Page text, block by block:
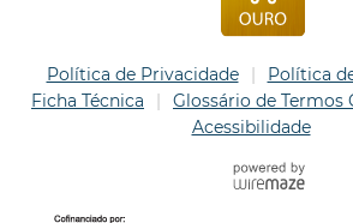
Política de Privacidade
Política
Ficha Técnica
Glossário de Termos
Acessibilidade